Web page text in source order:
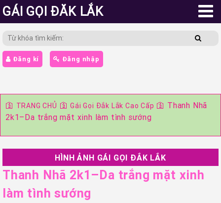
GÁI GỌI ĐĂK LẮK
Đăng kí Đăng nhập
🛐 TRANG CHỦ 🛐Gái Gọi Đắk Lắk Cao Cấp 🛐 Thanh Nhã
2k1–Da trắng mặt xinh làm tình sướng
HÌNH ẢNH GÁI GỌI ĐẮK LẮK
Thanh Nhã 2k1–Da trắng mặt xinh
làm tình sướng